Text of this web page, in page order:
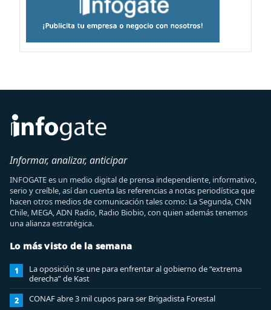
Informar, analizar, anticipar
INFOGATE es un medio digital de prensa independiente, informativo,
serio y creíble, así dan cuenta las referencias a notas periodística que
hacen otros medios de comunicación tales como: La Segunda, CNN
Chile, MEGA, ADN Radio, Radio Biobio, con quien además tenemos
una alianza estratégica.
Lo más visto de la semana
1
La oposición se une para enfrentar al gobierno de “extrema
derecha” de Kast
2 CONAF abre 3 mil cupos para ser Brigadista Forestal